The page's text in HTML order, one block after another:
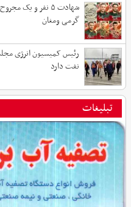
شهادت ۵ نفر و
گرمی ومغان
رئیس کمیسیون انرژی
نفت دارد
تبلیغات